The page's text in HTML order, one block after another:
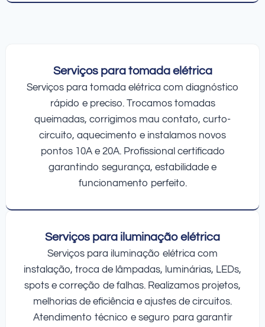
Serviços para tomada elétrica
Serviços para tomada elétrica com diagnóstico
rápido e preciso. Trocamos tomadas
queimadas, corrigimos mau contato, curto-
circuito, aquecimento e instalamos novos
pontos 10A e 20A. Profissional certificado
garantindo segurança, estabilidade e
funcionamento perfeito.
Serviços para iluminação elétrica
Serviços para iluminação elétrica com
instalação, troca de lâmpadas, luminárias, LEDs,
spots e correção de falhas. Realizamos projetos,
melhorias de eficiência e ajustes de circuitos.
Atendimento técnico e seguro para garantir